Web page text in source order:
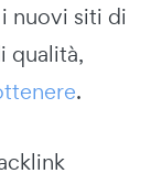
nuovi siti di
qualità,
.